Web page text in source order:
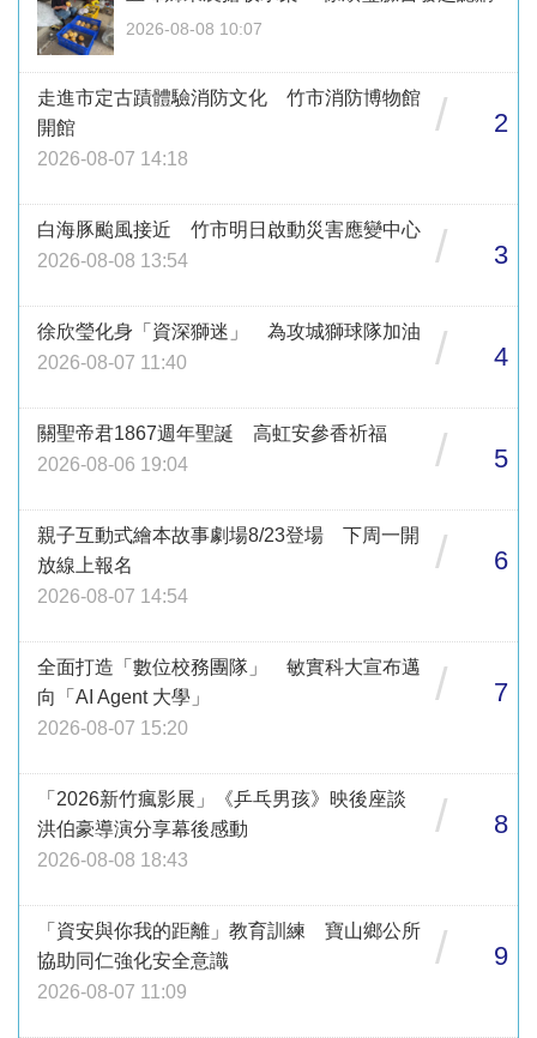
2026-08-08 10:07
走進市定古蹟體驗消防文化 竹市消防博物館
開館
2026-08-07 14:18
/ 2
白海豚颱風接近 竹市明日啟動災害應變中心
2026-08-08 13:54
/ 3
徐欣瑩化身「資深獅迷」 為攻城獅球隊加油
2026-08-07 11:40
/ 4
關聖帝君1867週年聖誕 高虹安參香祈福
2026-08-06 19:04
/ 5
親子互動式繪本故事劇場8/23登場 下周一開
放線上報名
2026-08-07 14:54
/ 6
全面打造「數位校務團隊」 敏實科大宣布邁
向「AI Agent 大學」
2026-08-07 15:20
/ 7
「2026新竹瘋影展」《乒乓男孩》映後座談
洪伯豪導演分享幕後感動
2026-08-08 18:43
/ 8
「資安與你我的距離」教育訓練 寶山鄉公所
協助同仁強化安全意識
2026-08-07 11:09
/ 9